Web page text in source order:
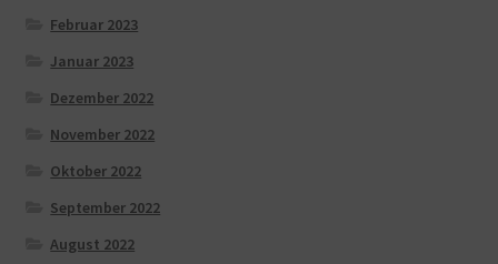
Februar 2023
Januar 2023
Dezember 2022
November 2022
Oktober 2022
September 2022
August 2022